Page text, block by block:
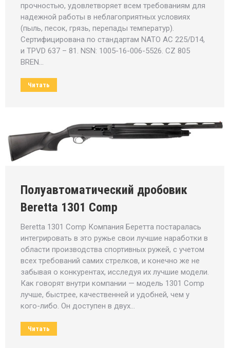
прочностью, удовлетворяет всем требованиям для
надежной работы в неблагоприятных условиях
(пыль, песок, грязь, перепады температур).
Сертифицирована по стандартам NATO AC 225/D14,
и TPVD 637 – 81. NSN: 1005-16-006-5526. CZ 805
BREN…
Читать
Полуавтоматический дробовик
Beretta 1301 Comp
Beretta 1301 Comp Компания Беретта постаралась
интегрировать в это ружье свои лучшие наработки в
области производства спортивных ружей, с учетом
всех требований самих стрелков, и конечно же не
забывая о конкурентах, исследуя их лучшие модели.
Как говорят внутри компании — модель 1301 Comp
лучше, быстрее, качественней и удобней, чем у
кого-либо. Он доступен в двух…
Читать